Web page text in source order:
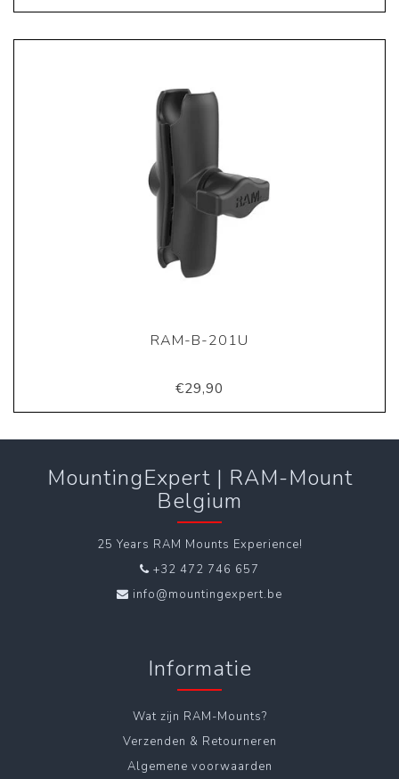
RAM-B-201U
€29,90
MountingExpert | RAM-Mount
Belgium
25 Years RAM Mounts Experience!
+32 472 746 657
info@mountingexpert.be
Informatie
Wat zijn RAM-Mounts?
Verzenden & Retourneren
Algemene voorwaarden